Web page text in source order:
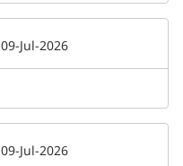
09-Jul-2026
09-Jul-2026